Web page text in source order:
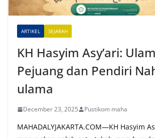
v
ARTIKEL SEJARAH
KH Hasyim Asy’ari:
Pejuang dan Pendiri
ulama
December 23, 2025 Pustikom maha
MAHADALYJAKARTA.COM—KH Hasyim